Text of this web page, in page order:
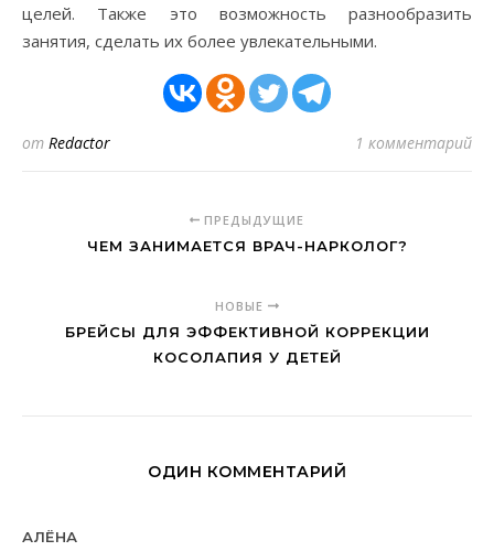
целей. Также это возможность разнообразить
занятия, сделать их более увлекательными.
от Redactor 1 комментарий
ПРЕДЫДУЩИЕ
ЧЕМ ЗАНИМАЕТСЯ ВРАЧ-НАРКОЛОГ?
НОВЫЕ
БРЕЙСЫ ДЛЯ ЭФФЕКТИВНОЙ КОРРЕКЦИИ
КОСОЛАПИЯ У ДЕТЕЙ
ОДИН КОММЕНТАРИЙ
АЛЁНА